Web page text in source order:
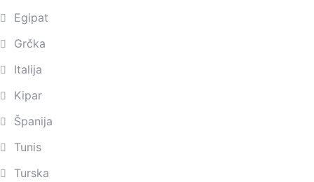
Egipat
Grčka
Italija
Kipar
Španija
Tunis
Turska